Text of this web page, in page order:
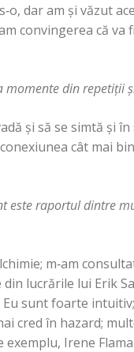
dar am şi văzut
convingerea că va
momente din repetiţii
şi să se simtă şi
cât mai
este raportul dintre
m‑am
lucrările lui Erik
sunt foarte
cred în hazard;
Irene